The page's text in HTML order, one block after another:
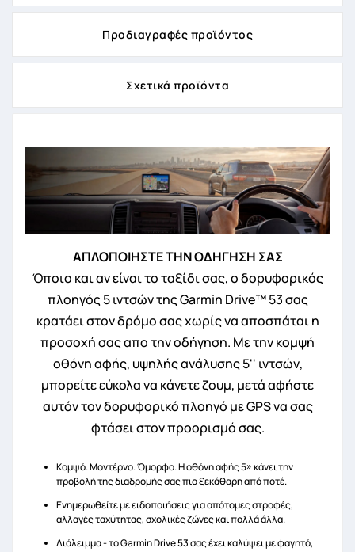
Προδιαγραφές προϊόντος
Σχετικά προϊόντα
ΑΠΛΟΠΟΙΗΣΤΕ ΤΗΝ ΟΔΗΓΗΣΗ ΣΑΣ
Όποιο και αν είναι το ταξίδι σας, ο δορυφορικός
πλοηγός 5 ιντσών της Garmin Drive™ 53 σας
κρατάει στον δρόμο σας χωρίς να αποσπάται η
προσοχή σας απο την οδήγηση. Με την κομψή
οθόνη αφής, υψηλής ανάλυσης 5'' ιντσών,
μπορείτε εύκολα να κάνετε ζουμ, μετά αφήστε
αυτόν τον δορυφορικό πλοηγό με GPS να σας
φτάσει στον προορισμό σας.
Κομψό. Μοντέρνο. Όμορφο. Η οθόνη αφής 5» κάνει την
προβολή της διαδρομής σας πιο ξεκάθαρη από ποτέ.
Ενημερωθείτε με ειδοποιήσεις για απότομες στροφές,
αλλαγές ταχύτητας, σχολικές ζώνες και πολλά άλλα.
Διάλειμμα - το Garmin Drive 53 σας έχει καλύψει με φαγητό,